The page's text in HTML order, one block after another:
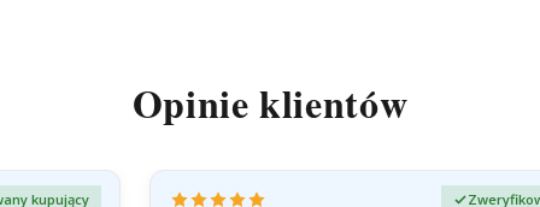
Opinie klientów
kupujący